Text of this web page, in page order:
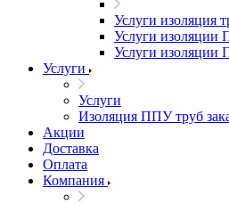
Услуги изоляция
Услуги
Услуги
Услуги
Услуги
Изоляция ППУ труб
Акции
Доставка
Оплата
Компания